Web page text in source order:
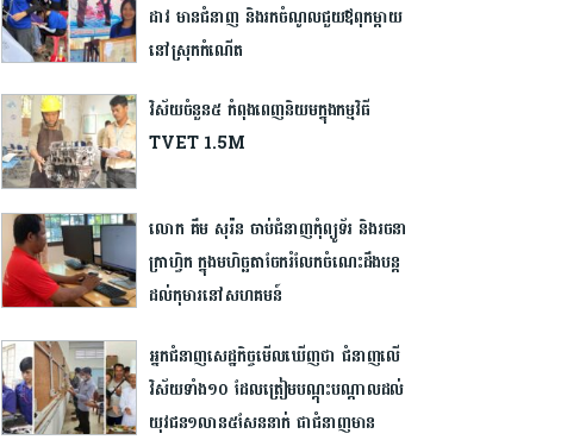
ដាវ មានជំនាញ និងរកចំណូលជួយឪពុកម្ដាយ
នៅស្រុកកំណើត
វិស័យចំនួន៥ កំពុងពេញនិយមក្នុងកម្មវិធី
TVET 1.5M
លោក គឹម សុរ៉ន ចាប់ជំនាញកុំព្យូទ័រ និងរចនា
ក្រាហ្វិក ក្នុងមហិច្ឆតាចែករំលែកចំណេះដឹងបន្ត
ដល់កុមារនៅសហគមន៍
អ្នកជំនាញសេដ្ឋកិច្ច​មើលឃើញថា ជំនាញលើ
វិស័យទាំង១០ ដែលត្រៀម​បណ្តុះបណ្តាល​ដល់
យុវជន១លាន៥សែននាក់ ជាជំនាញមាន